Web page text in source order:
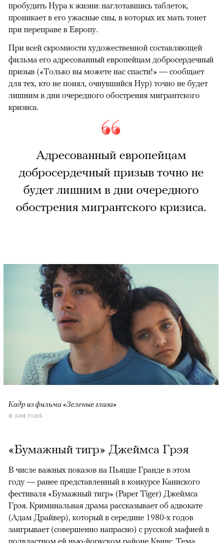
пробудить Нура к жизни: наглотавшись таблеток,
проникает в его ужасные сны, в которых их мать тонет
при переправе в Европу.
При всей скромности художественной составляющей
фильма его адресованный европейцам добросердечный
призыв («Только вы можете нас спасти!» — сообщает
для тех, кто не понял, очнувшийся Нур) точно не будет
лишним в дни очередного обострения мигрантского
кризиса.
Адресованный европейцам
добросердечный призыв точно не
будет лишним в дни очередного
обострения мигрантского кризиса.
Кадр из фильма «Зеленые глаза»
© JUNE FILMS
«Бумажный тигр» Джеймса Грэя
В числе важных показов на Пьяцце Гранде в этом
году — ранее представленный в конкурсе Каннского
фестиваля «Бумажный тигр» (Paper Tiger) Джеймса
Грэя. Криминальная драма рассказывает об адвокате
(Адам Драйвер), который в середине 1980-х годов
заигрывает (совершенно напрасно) с русской мафией в